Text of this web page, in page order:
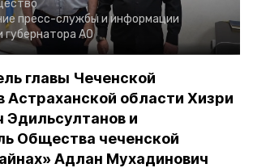
пресс-службы и информации
губернатора АО
главы Чеченской
Астраханской области Хизри
и
Общества чеченской
Адлан Мухадинович